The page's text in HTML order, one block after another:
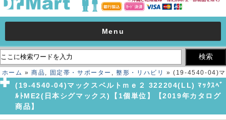
Menu
ホーム »商品, 固定帯・サポーター ,整形・リハビリ
» (19-4540-04)マ
ックスベルトｍｅ２ 322204(LL) ﾏｯｸｽﾍﾞﾙﾄME2(日本シグマックス)【1
個単位】【2019年カタログ商品】
(19-4540-04)マックスベルトｍｅ２ 322204(LL) ﾏｯｸｽﾍﾞ
ﾙﾄME2(日本シグマックス)【1個単位】【2019年カタログ
商品】